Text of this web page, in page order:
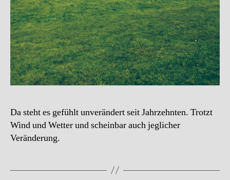
Da steht es gefühlt unverändert seit Jahrzehnten. Trotzt
Wind und Wetter und scheinbar auch jeglicher
Veränderung.